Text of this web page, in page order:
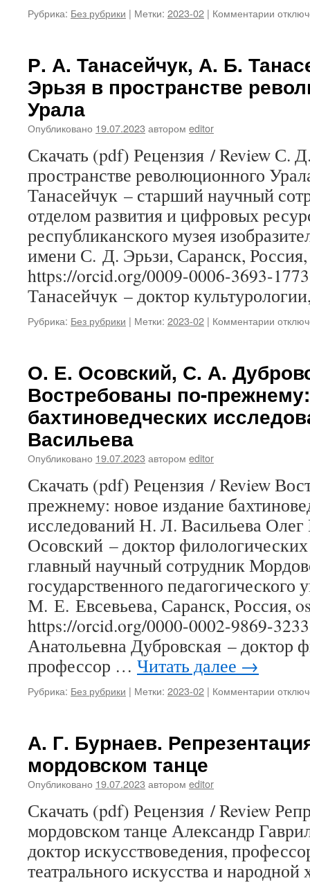
Рубрика: Без рубрики | Метки: 2023-02 | Комментарии к
Д.
Ю.
Дунин-
Р. А. Танасейчук, А. Б.
Эрьзя в пространстве
Урала
Опубликовано 19.07.2023 автором editor
Скачать (pdf) Рецензия / Review С.
пространстве революционного
Танасейчук – старший научный
отделом развития и цифровых
республиканского музея
имени С. Д. Эрьзи, Саранск,
https://orcid.org/0009-0006-3693-
Танасейчук – доктор
Рубрика: Без рубрики | Метки: 2023-02 | Комментарии к
А.
Б.
С.
Урала
О. Е. Осовский, С. А.
Востребованы по-
бахтиноведческих
Васильева
Опубликовано 19.07.2023 автором editor
Скачать (pdf) Рецензия / Review
прежнему: новое издание
исследований Н. Л. Васильева
Осовский – доктор
главный научный сотрудник
государственного педагогического
М. Е. Евсевьева, Саранск, Россия,
https://orcid.org/0000-0002-9869-
Анатольевна Дубровская – доктор
профессор … Читать далее →
Рубрика: Без рубрики | Метки: 2023-02 | Комментарии к
по-
новое
А. Г. Бурнаев.
мордовском танце
Опубликовано 19.07.2023 автором editor
Скачать (pdf) Рецензия / Review
мордовском танце Александр
доктор искусствоведения,
театрального искусства и народной